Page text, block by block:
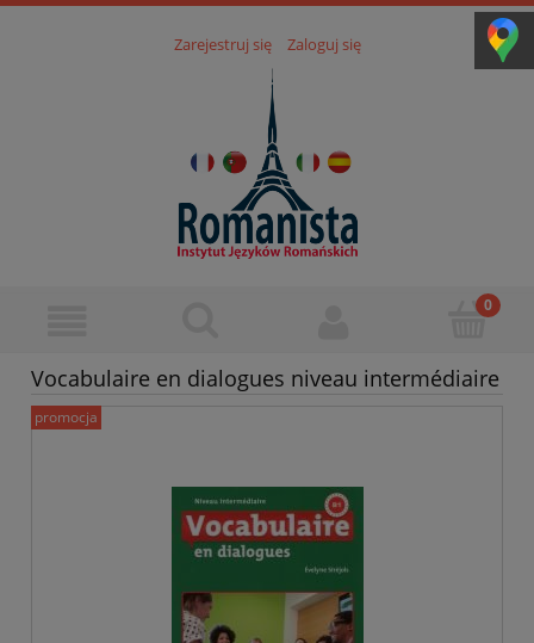
Zarejestruj się Zaloguj się
Vocabulaire en dialogues niveau intermédiaire
promocja